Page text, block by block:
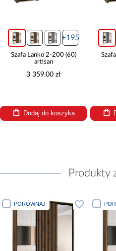
+195
Szafa Lanko 2-200 (60)
artisan
3 359,00 zł
Dodaj do koszyka
Produkty
PORÓWNAJ